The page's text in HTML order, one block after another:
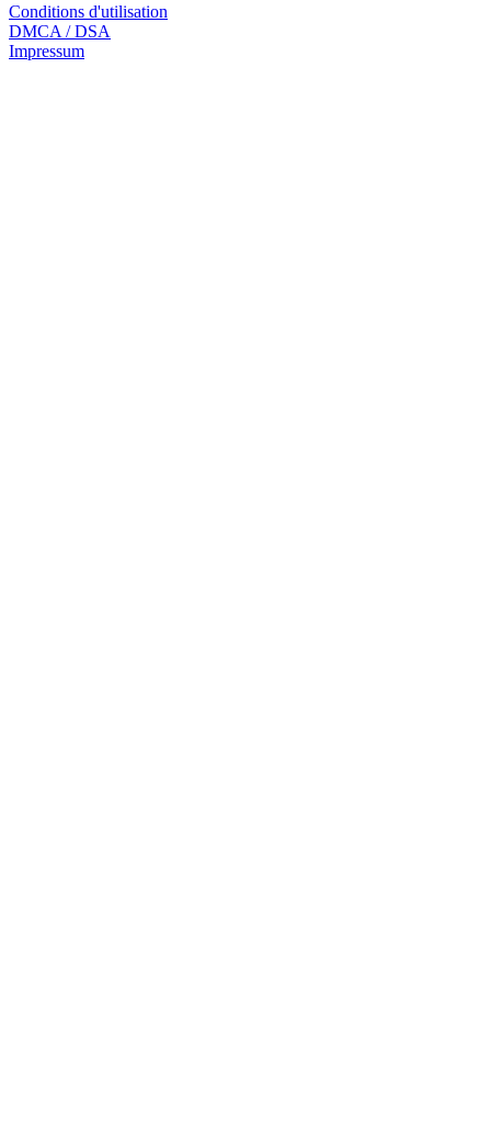
Conditions d'utilisation
DMCA / DSA
Impressum